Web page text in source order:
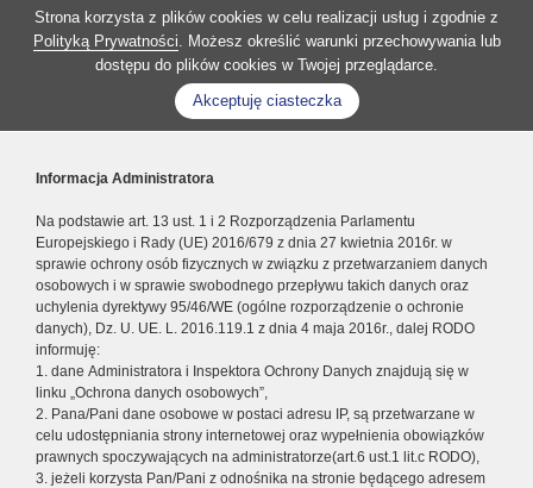
Strona korzysta z plików cookies w celu realizacji usług i zgodnie z
Polityką Prywatności. Możesz określić warunki przechowywania lub
dostępu do plików cookies w Twojej przeglądarce.
Akceptuję ciasteczka
Informacja Administratora
Na podstawie art. 13 ust. 1 i 2 Rozporządzenia Parlamentu
Europejskiego i Rady (UE) 2016/679 z dnia 27 kwietnia 2016r. w
sprawie ochrony osób fizycznych w związku z przetwarzaniem danych
osobowych i w sprawie swobodnego przepływu takich danych oraz
uchylenia dyrektywy 95/46/WE (ogólne rozporządzenie o ochronie
danych), Dz. U. UE. L. 2016.119.1 z dnia 4 maja 2016r., dalej RODO
informuję:
1. dane Administratora i Inspektora Ochrony Danych znajdują się w
linku „Ochrona danych osobowych”,
2. Pana/Pani dane osobowe w postaci adresu IP, są przetwarzane w
celu udostępniania strony internetowej oraz wypełnienia obowiązków
prawnych spoczywających na administratorze(art.6 ust.1 lit.c RODO),
3. jeżeli korzysta Pan/Pani z odnośnika na stronie będącego adresem